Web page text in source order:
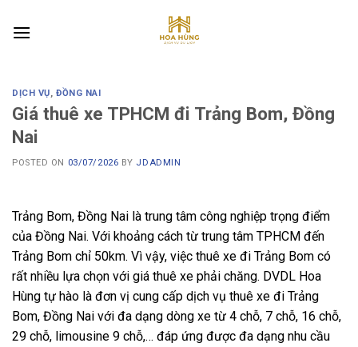
DỊCH VỤ,ĐỒNG NAI
Giá thuê xe TPHCM đi Trảng Bom, Đồng
Nai
POSTED ON 03/07/2026 BY JDADMIN
Trảng Bom, Đồng Nai là trung tâm công nghiệp trọng điểm
của Đồng Nai. Với khoảng cách từ trung tâm TPHCM đến
Trảng Bom chỉ 50km. Vì vậy, việc thuê xe đi Trảng Bom có
rất nhiều lựa chọn với giá thuê xe phải chăng. DVDL Hoa
Hùng tự hào là đơn vị cung cấp dịch vụ thuê xe đi Trảng
Bom, Đồng Nai với đa dạng dòng xe từ 4 chỗ, 7 chỗ, 16 chỗ,
29 chỗ, limousine 9 chỗ,… đáp ứng được đa dạng nhu cầu